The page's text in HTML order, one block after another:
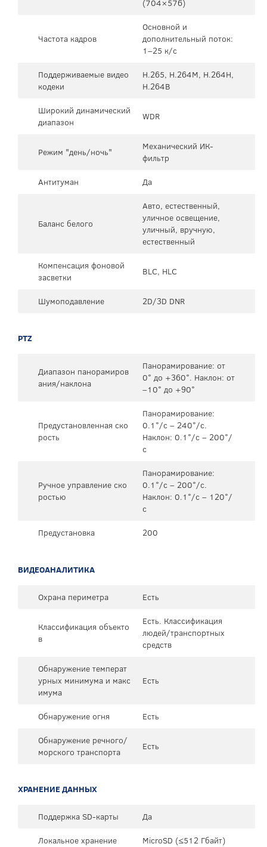
(704×576)
Частота кадров
Основной и
дополнительный поток:
1–25 к/с
Поддерживаемые видео
кодеки
H.265, H.264M, H.264H,
H.264B
Широкий динамический
диапазон
WDR
Режим "день/ночь"
Механический ИК-
фильтр
Антитуман
Да
Баланс белого
Авто, естественный,
уличное освещение,
уличный, вручную,
естественный
Компенсация фоновой
засветки
BLC, HLC
Шумоподавление 2D/3D DNR
PTZ
Диапазон панорамиров
ания/наклона
Панорамирование: от
0° до +360°. Наклон: от
–10° до +90°
Предустановленная ско
рость
Панорамирование:
0.1°/с – 240°/с.
Наклон: 0.1°/с – 200°/
с
Ручное управление ско
ростью
Панорамирование:
0.1°/с – 200°/с.
Наклон: 0.1°/с – 120°/
с
Предустановка
200
ВИДЕОАНАЛИТИКА
Охрана периметра Есть
Классификация объекто
в
Есть. Классификация
людей/транспортных
средств
Обнаружение температ
урных минимума и макс
имума
Есть
Обнаружение огня
Есть
Обнаружение речного/
морского транспорта
Есть
ХРАНЕНИЕ ДАННЫХ
Поддержка SD-карты
Да
Локальное хранение
MicroSD (≤512 Гбайт)